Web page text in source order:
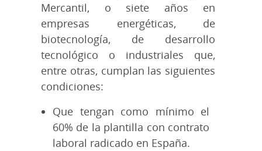
Mercantil, o siete años en
empresas energéticas, de
biotecnología, de desarrollo
tecnológico o industriales que,
entre otras, cumplan las siguientes
condiciones:
Que tengan como mínimo el
60% de la plantilla con contrato
laboral radicado en España.